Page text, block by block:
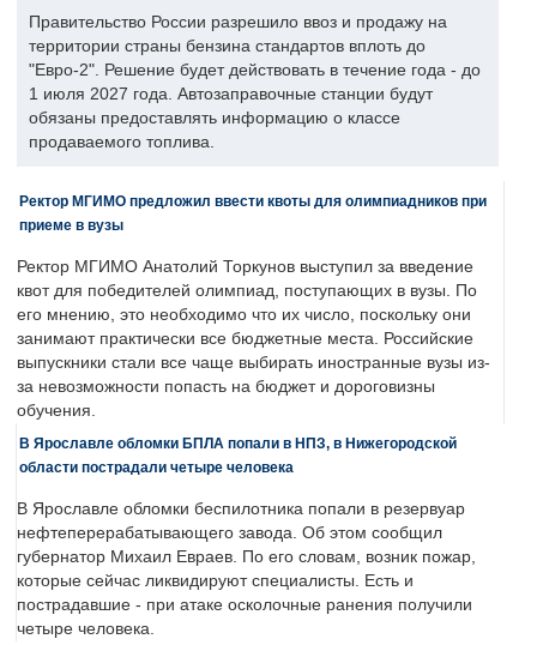
Правительство России разрешило ввоз и продажу на
территории страны бензина стандартов вплоть до
"Евро-2". Решение будет действовать в течение года - до
1 июля 2027 года. Автозаправочные станции будут
обязаны предоставлять информацию о классе
продаваемого топлива.
Ректор МГИМО предложил ввести квоты для олимпиадников при
приеме в вузы
Ректор МГИМО Анатолий Торкунов выступил за введение
квот для победителей олимпиад, поступающих в вузы. По
его мнению, это необходимо что их число, поскольку они
занимают практически все бюджетные места. Российские
выпускники стали все чаще выбирать иностранные вузы из-
за невозможности попасть на бюджет и дороговизны
обучения.
В Ярославле обломки БПЛА попали в НПЗ, в Нижегородской
области пострадали четыре человека
В Ярославле обломки беспилотника попали в резервуар
нефтеперерабатывающего завода. Об этом сообщил
губернатор Михаил Евраев. По его словам, возник пожар,
которые сейчас ликвидируют специалисты. Есть и
пострадавшие - при атаке осколочные ранения получили
четыре человека.